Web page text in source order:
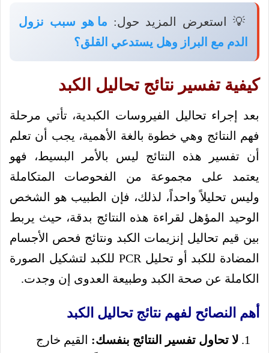
💡 استعرض المزيد حول: ما هو سبب نزول
الدم مع البراز وهل يستدعي القلق؟
كيفية تفسير نتائج تحاليل الكبد
بعد إجراء تحاليل الفيروسات الكبدية، تأتي مرحلة
فهم النتائج وهي خطوة بالغة الأهمية، يجب أن تعلم
أن تفسير هذه النتائج ليس بالأمر البسيط، فهو
يعتمد على مجموعة من الفحوصات المتكاملة
وليس تحليلاً واحداً، لذلك، فإن الطبيب هو الشخص
الوحيد المؤهل لقراءة هذه النتائج بدقة، حيث يربط
بين قيم تحاليل إنزيمات الكبد ونتائج فحص الأجسام
المضادة للكبد أو تحليل PCR للكبد لتشكيل الصورة
الكاملة عن صحة الكبد وطبيعة العدوى إن وجدت.
أهم النصائح لفهم نتائج تحاليل الكبد
لا تحاول تفسير النتائج بنفسك: القيم خارج